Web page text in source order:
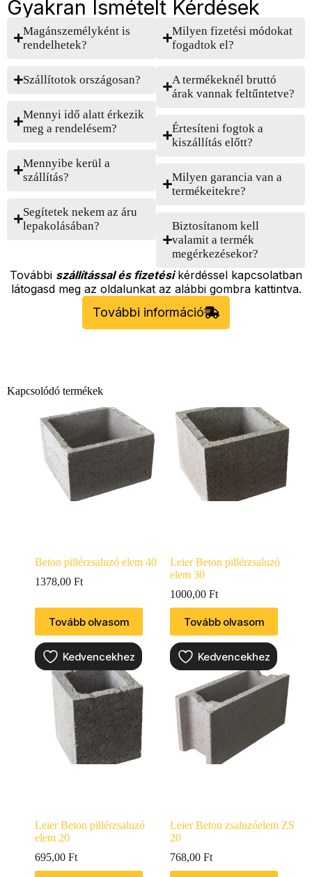
Gyakran Ismételt Kérdések
Magánszemélyként is
rendelhetek?
Szállítotok országosan?
Mennyi idő alatt érkezik
meg a rendelésem?
Mennyibe kerül a
szállítás?
Segítetek nekem az áru
lepakolásában?
Milyen fizetési módokat
fogadtok el?
A termékeknél bruttó
árak vannak feltűntetve?
Értesíteni fogtok a
kiszállítás előtt?
Milyen garancia van a
termékeitekre?
Biztosítanom kell
valamit a termék
megérkezésekor?
További szállítással és fizetésikérdéssel kapcsolatban
látogasd meg az oldalunkat az alábbi gombra kattintva.
További információ
Kapcsolódó termékek
Beton pillérzsaluzó elem 40
1378,00 Ft
Tovább olvasom
Kedvencekhez
Leier Beton pillérzsaluzó
elem 30
1000,00 Ft
Tovább olvasom
Kedvencekhez
Leier Beton pillérzsaluzó
elem 20
695,00 Ft
Leier Beton zsaluzóelem ZS
20
768,00 Ft